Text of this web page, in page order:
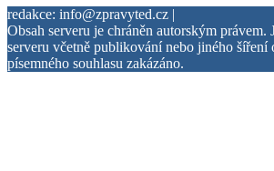
redakce: info@zpravyted.cz |
Obsah serveru je chráněn autorským právem.
serveru včetně publikování nebo jiného šíření
písemného souhlasu zakázáno.